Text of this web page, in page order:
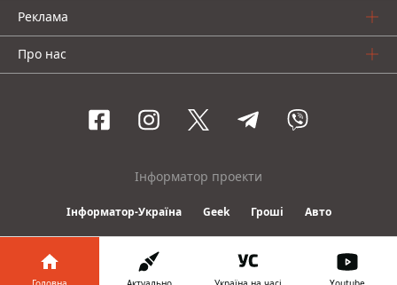
Реклама
Про нас
Інформатор проекти
Інформатор-Україна Geek Гроші Авто
© 2016-2026 Informator